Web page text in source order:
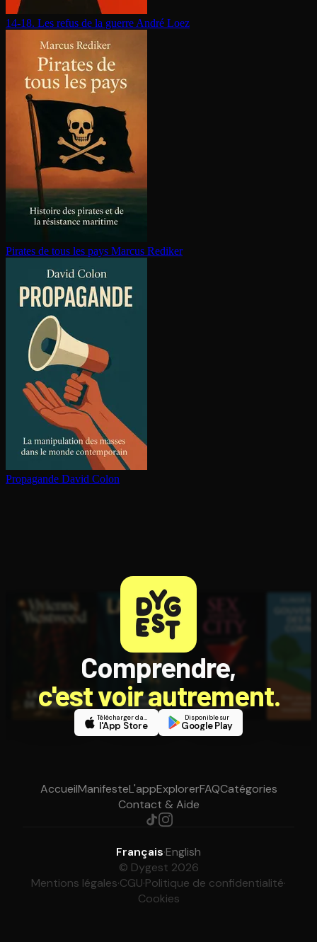
14-18. Les refus de la guerre André Loez
Pirates de tous les pays Marcus Rediker
Propagande David Colon
Comprendre,
c'est voir autrement.
Télécharger dans
l'App Store
Disponible sur
Google Play
AccueilManifesteL'appExplorerFAQCatégories
Contact & Aide
Français·English
© Dygest 2026
Mentions légales·CGU·Politique de confidentialité·
Cookies